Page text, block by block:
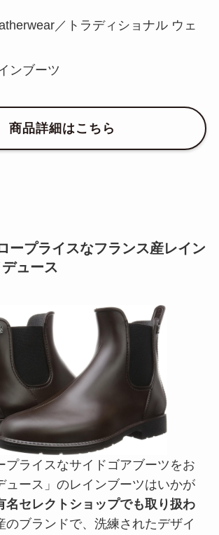
／トラディショナル ウェ
ンブーツ
商品詳細はこちら
ープライスなフランス産レイン
ュース
プライスなサイドゴアブーツをお
ュース」のレインブーツはいかが
名セレクトショップでも取り扱わ
のブランドで、洗練されたデザイ